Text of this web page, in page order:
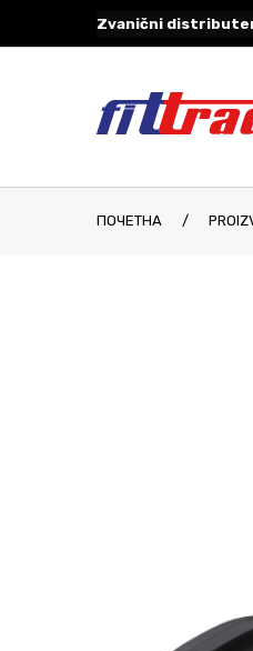
Zvanični
ПОЧЕТНА /